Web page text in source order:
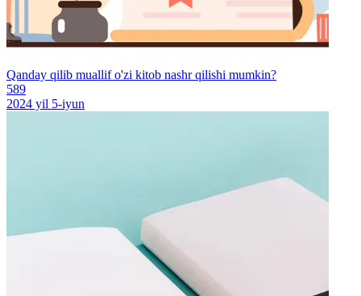
Qanday qilib muallif o'zi kitob nashr qilishi mumkin?
589
2024 yil 5-iyun